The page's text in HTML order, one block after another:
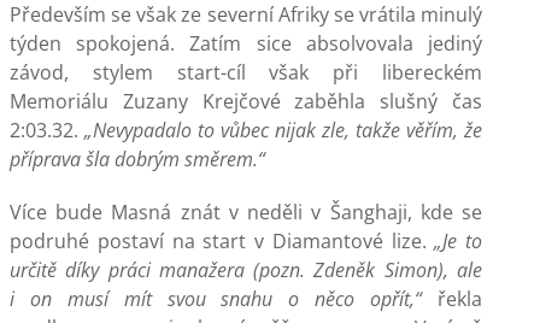
Především se však ze severní Afriky se vrátila minulý
týden spokojená. Zatím sice absolvovala jediný
závod, stylem start-cíl však při libereckém
Memoriálu Zuzany Krejčové zaběhla slušný čas
2:03.32. „Nevypadalo to vůbec nijak zle, takže věřím, že
příprava šla dobrým směrem.“
Více bude Masná znát v neděli v Šanghaji, kde se
podruhé postaví na start v Diamantové lize.„Je to
určitě díky práci manažera (pozn. Zdeněk Simon), ale
i on musí mít svou snahu o něco opřít,“řekla